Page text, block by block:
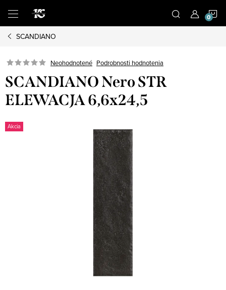
obsah
SCANDIANO
Neohodnotené Podrobnosti hodnotenia
SCANDIANO Nero STR
ELEWACJA 6,6x24,5
Akcia